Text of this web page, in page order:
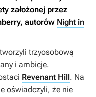
założonej przez
autorów Night in
trzyosobową
i ambicje.
Revenant Hill . Na
oświadczyli, że nie